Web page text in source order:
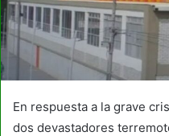
En respuesta a la grave
dos devastadores